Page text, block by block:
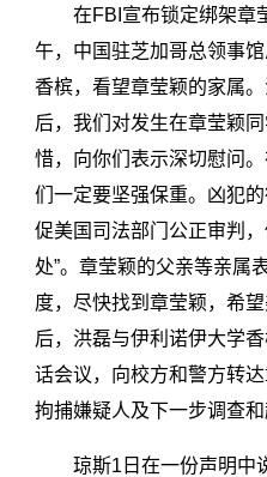
在FBI宣布锁定绑架章
午，中国驻芝加哥总领事
香槟，看望章莹颖的家属
后，我们对发生在章莹颖
惜，向你们表示深切慰问
们一定要坚强保重。凶犯
促美国司法部门公正审判
处”。章莹颖的父亲等亲属
度，尽快找到章莹颖，希
后，洪磊与伊利诺伊大学
话会议，向校方和警方转
拘捕嫌疑人及下一步调查和
琼斯1日在一份声明中